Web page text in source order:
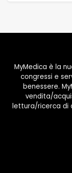
MyMedica è la
congressi e
benessere.
vendita/
lettura/ricerca di